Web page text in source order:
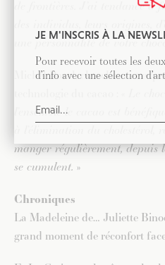
de frontières. J’ai tendance à
une personnalité de votre
Michel Barel, chercheur et
l’ensemble le cacao est
manger régulièrement, depuis
se cumulent. »
Chroniques
La Madeleine de… Juliette
grand moment de réconfort
JE M'INSCRIS À LA
Pour recevoir toutes les
d’info avec une sélection